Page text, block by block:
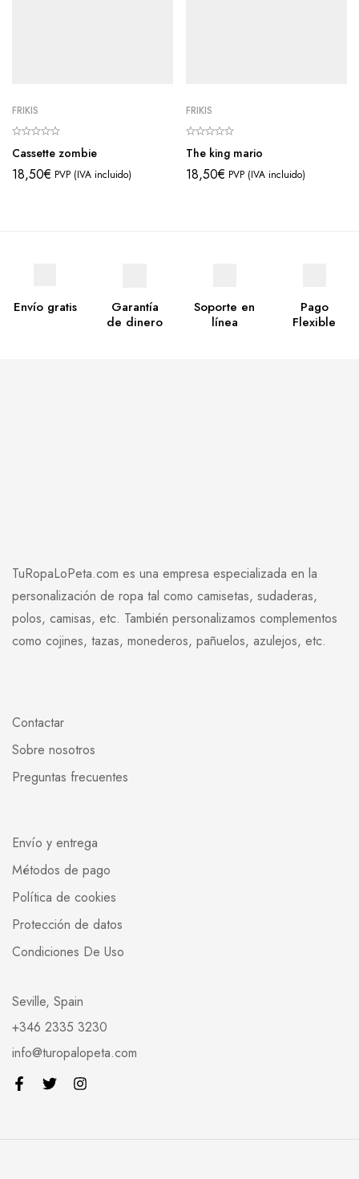
FRIKIS
Cassette zombie
18,50€ PVP (IVA incluido)
FRIKIS
The king mario
18,50€ PVP (IVA incluido)
Envío gratis
Garantía
de dinero
Soporte en
línea
Pago
Flexible
TuRopaLoPeta.com es una empresa especializada en la
personalización de ropa tal como camisetas, sudaderas,
polos, camisas, etc. También personalizamos complementos
como cojines, tazas, monederos, pañuelos, azulejos, etc.
Contactar
Sobre nosotros
Preguntas frecuentes
Envío y entrega
Métodos de pago
Política de cookies
Protección de datos
Condiciones De Uso
Seville, Spain
+346 2335 3230
info@turopalopeta.com